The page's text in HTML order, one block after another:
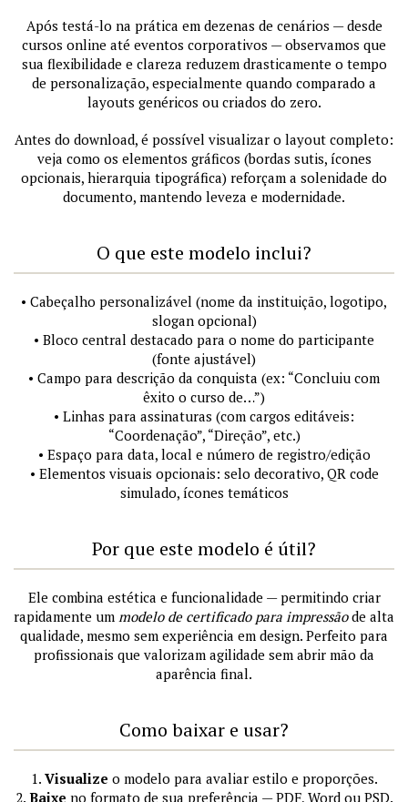
Após testá-lo na prática em dezenas de cenários — desde
cursos online até eventos corporativos — observamos que
sua flexibilidade e clareza reduzem drasticamente o tempo
de personalização, especialmente quando comparado a
layouts genéricos ou criados do zero.
Antes do download, é possível visualizar o layout completo:
veja como os elementos gráficos (bordas sutis, ícones
opcionais, hierarquia tipográfica) reforçam a solenidade do
documento, mantendo leveza e modernidade.
O que este modelo inclui?
• Cabeçalho personalizável (nome da instituição, logotipo,
slogan opcional)
• Bloco central destacado para o nome do participante
(fonte ajustável)
• Campo para descrição da conquista (ex: “Concluiu com
êxito o curso de…”)
• Linhas para assinaturas (com cargos editáveis:
“Coordenação”, “Direção”, etc.)
• Espaço para data, local e número de registro/edição
• Elementos visuais opcionais: selo decorativo, QR code
simulado, ícones temáticos
Por que este modelo é útil?
Ele combina estética e funcionalidade — permitindo criar
rapidamente um modelo de certificado para impressãode alta
qualidade, mesmo sem experiência em design. Perfeito para
profissionais que valorizam agilidade sem abrir mão da
aparência final.
Como baixar e usar?
1. Visualize o modelo para avaliar estilo e proporções.
2. Baixe no formato de sua preferência — PDF, Word ou PSD.